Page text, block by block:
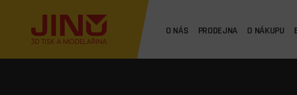
O NÁS PRODEJNA O NÁKUPU